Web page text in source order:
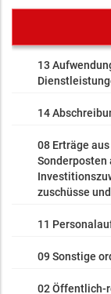
13
14
08 Erträge
Sonderposten
zuschüsse
11
09 Sonstige
02 Öffentlich-